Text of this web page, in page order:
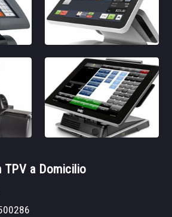
TPV a Domicilio